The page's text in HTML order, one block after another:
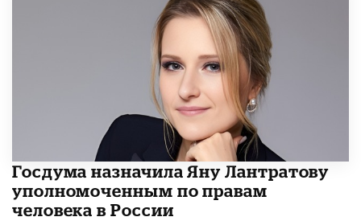
Госдума назначила Яну Лантратову
уполномоченным по правам
человека в России